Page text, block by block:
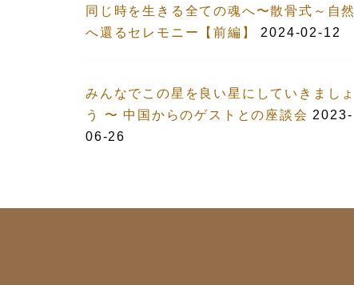
同じ時を生きる全ての魂へ〜散骨式～自然
へ還るセレモニー【前編】
2024-02-12
みんなでこの星を良い星にしていきましょ
う 〜 中国からのゲストとの座談会 2023-
06-26